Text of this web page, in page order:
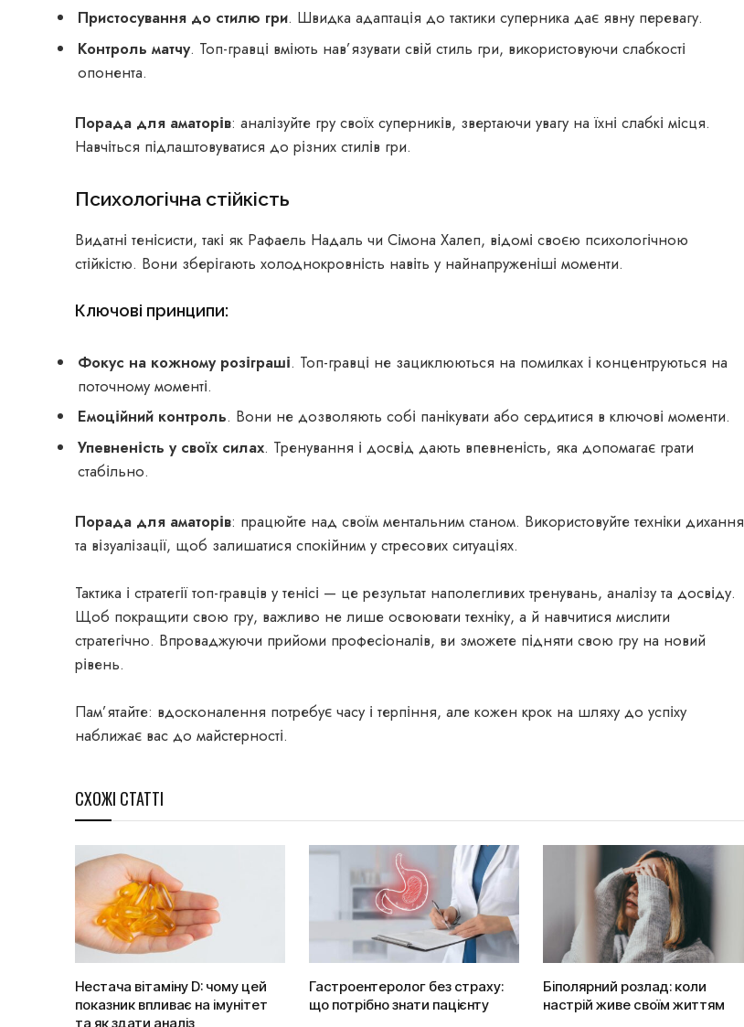
Пристосування до стилю гри. Швидка адаптація до тактики суперника дає явну перевагу.
Контроль матчу. Топ-гравці вміють нав’язувати свій стиль гри, використовуючи слабкості
опонента.
Порада для аматорів: аналізуйте гру своїх суперників, звертаючи увагу на їхні слабкі місця.
Навчіться підлаштовуватися до різних стилів гри.
Психологічна стійкість
Видатні тенісисти, такі як Рафаель Надаль чи Сімона Халеп, відомі своєю психологічною
стійкістю. Вони зберігають холоднокровність навіть у найнапруженіші моменти.
Ключові принципи:
Фокус на кожному розіграші. Топ-гравці не зациклюються на помилках і концентруються на
поточному моменті.
Емоційний контроль. Вони не дозволяють собі панікувати або сердитися в ключові моменти.
Упевненість у своїх силах. Тренування і досвід дають впевненість, яка допомагає грати
стабільно.
Порада для аматорів: працюйте над своїм ментальним станом. Використовуйте техніки дихання
та візуалізації, щоб залишатися спокійним у стресових ситуаціях.
Тактика і стратегії топ-гравців у тенісі — це результат наполегливих тренувань, аналізу та досвіду.
Щоб покращити свою гру, важливо не лише освоювати техніку, а й навчитися мислити
стратегічно. Впроваджуючи прийоми професіоналів, ви зможете підняти свою гру на новий
рівень.
Пам’ятайте: вдосконалення потребує часу і терпіння, але кожен крок на шляху до успіху
наближає вас до майстерності.
СХОЖІ СТАТТІ
Нестача вітаміну D: чому цей
показник впливає на імунітет
та як здати аналіз
Гастроентеролог без страху:
що потрібно знати пацієнту
Біполярний розлад: коли
настрій живе своїм життям